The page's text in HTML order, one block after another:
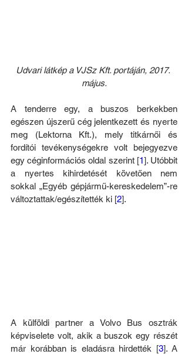
Udvari látkép a VJSz Kft. portáján, 2017.
május.
A tenderre egy, a buszos berkekben
egészen újszerű cég jelentkezett és nyerte
meg (Lektorna Kft.), mely titkárnői és
fordítói tevékenységekre volt bejegyezve
egy céginformációs oldal szerint [1]. Utóbbit
a nyertes kihirdetését követően nem
sokkal „Egyéb gépjármű-kereskedelem”-re
változtattak/egészítették ki [2].
A külföldi partner a Volvo Bus osztrák
képviselete volt, akik a buszok egy részét
már korábban is eladásra hirdették [3]. A